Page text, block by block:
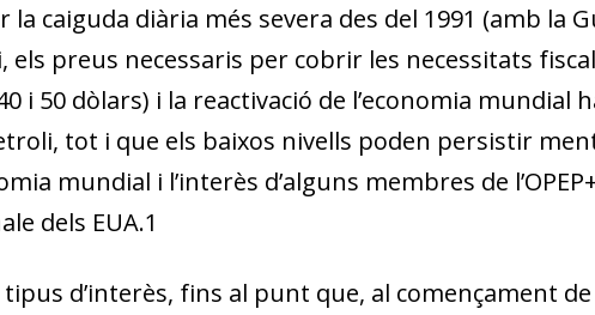
la caiguda diària més severa des del 1991 (amb la
preus necessaris per cobrir les necessitats
i 50 dòlars) i la reactivació de l’economia mundial
tot i que els baixos nivells poden persistir
mundial i l’interès d’alguns membres de
dels EUA.1
d’interès, fins al punt que, al començament